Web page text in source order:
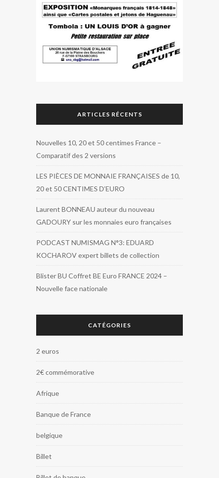
ARTICLES RÉCENTS
Nouvelles 10, 20 et 50 centimes France –
Comparatif des 2 versions
LES PIÈCES DE MONNAIE FRANÇAISES de 10,
20 et 50 CENTIMES D’EURO
Laurent BONNEAU auteur du nouveau
GADOURY sur les monnaies euro françaises
PODCAST NUMISMAG N°3: EDUARD
KOCHAROV expert billets de collection
Blister BU Coffret BE Euro FRANCE 2024 –
Nouvelle face nationale
CATÉGORIES
2 euros
2€ commémorative
Afrique
Banque de France
belgique
Billet